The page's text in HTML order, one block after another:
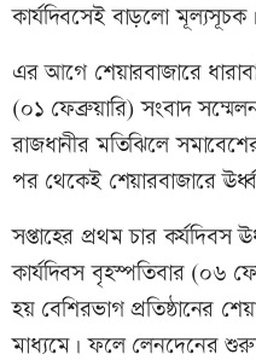
কার্যদিবসেই বাড়লো মূল্যসূচক।
এর আগে শেয়ারবাজারে
(০১ ফেব্রুয়ারি) সংবাদ
রাজধানীর মতিঝিলে
পর থেকেই শেয়ারবাজারে
সপ্তাহের প্রথম চার কর্যদিবস
কার্যদিবস বৃহস্পতিবার (০৬
হয় বেশিরভাগ প্রতিষ্ঠানের
মাধ্যমে। ফলে লেনদেনের